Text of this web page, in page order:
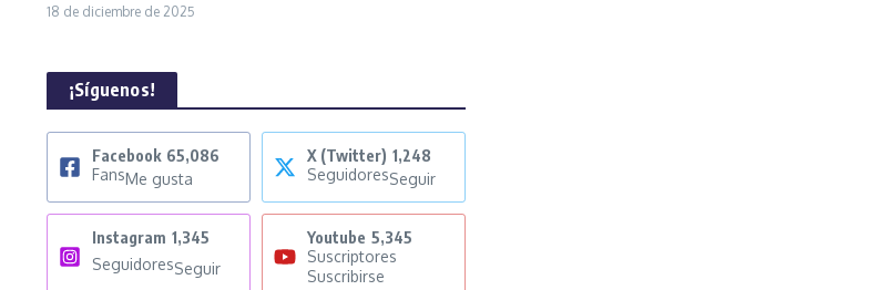
18 de diciembre de 2025
¡Síguenos!
Facebook 65,086
FansMe gusta
X (Twitter) 1,248
SeguidoresSeguir
Instagram 1,345
SeguidoresSeguir
Youtube 5,345
Suscriptores
Suscribirse